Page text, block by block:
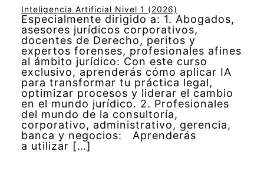
Inteligencia Artificial Nivel 1 (2026)
Especialmente dirigido a: 1. Abogados,
asesores jurídicos corporativos,
docentes de Derecho, peritos y
expertos forenses, profesionales afines
al ámbito jurídico: Con este curso
exclusivo, aprenderás cómo aplicar IA
para transformar tu práctica legal,
optimizar procesos y liderar el cambio
en el mundo jurídico. 2. Profesionales
del mundo de la consultoría,
corporativo, administrativo, gerencia,
banca y negocios: Aprenderás
a utilizar […]